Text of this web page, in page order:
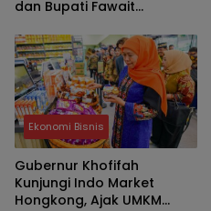
dan Bupati Fawait
Internasional JKCI
Ekonomi Bisnis
Gubernur Khofifah
Kunjungi Indo Market
Hongkong, Ajak UMKM